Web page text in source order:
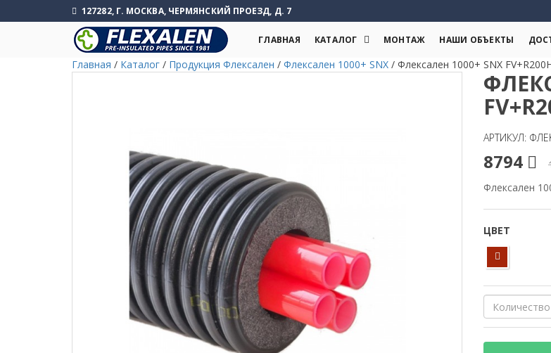
127282, Г. МОСКВА, ЧЕРМЯНСКИЙ ПРОЕЗД, Д. 7
ГЛАВНАЯ КАТАЛОГ МОНТАЖ НАШИ ОБЪЕКТЫ
Главная / Каталог / Продукция Флексален / Флексален 1000+ SNX / Флексален 1000+ SNX
АРТИКУЛ:
8794
Флексален
ЦВЕТ